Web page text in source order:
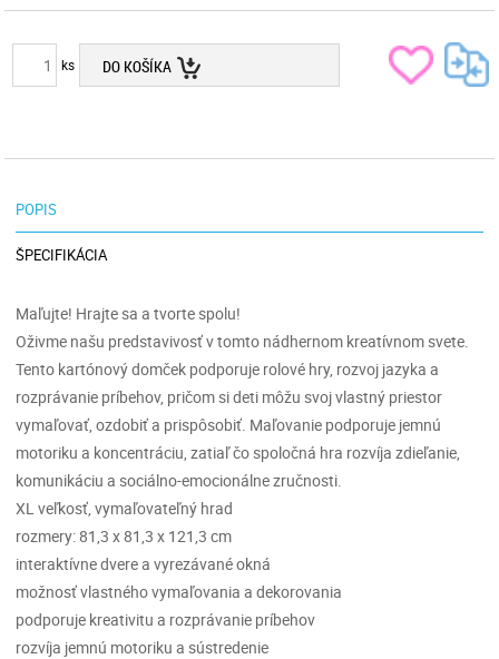
ks DO KOŠÍKA
POPIS
ŠPECIFIKÁCIA
Maľujte! Hrajte sa a tvorte spolu!
Oživme našu predstavivosť v tomto nádhernom kreatívnom svete.
Tento kartónový domček podporuje rolové hry, rozvoj jazyka a
rozprávanie príbehov, pričom si deti môžu svoj vlastný priestor
vymaľovať, ozdobiť a prispôsobiť. Maľovanie podporuje jemnú
motoriku a koncentráciu, zatiaľ čo spoločná hra rozvíja zdieľanie,
komunikáciu a sociálno-emocionálne zručnosti.
XL veľkosť, vymaľovateľný hrad
rozmery: 81,3 x 81,3 x 121,3 cm
interaktívne dvere a vyrezávané okná
možnosť vlastného vymaľovania a dekorovania
podporuje kreativitu a rozprávanie príbehov
rozvíja jemnú motoriku a sústredenie